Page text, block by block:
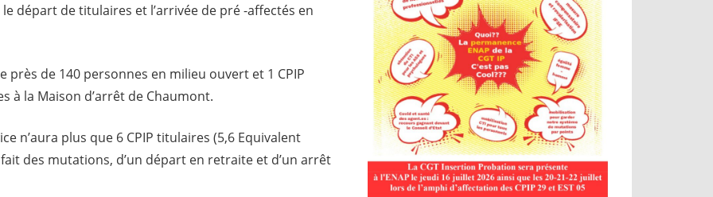
départ de titulaires et l’arrivée de pré -affectés en
près de 140 personnes en milieu ouvert et 1 CPIP
à la Maison d’arrêt de Chaumont.
n’aura plus que 6 CPIP titulaires (5,6 Equivalent
des mutations, d’un départ en retraite et d’un arrêt